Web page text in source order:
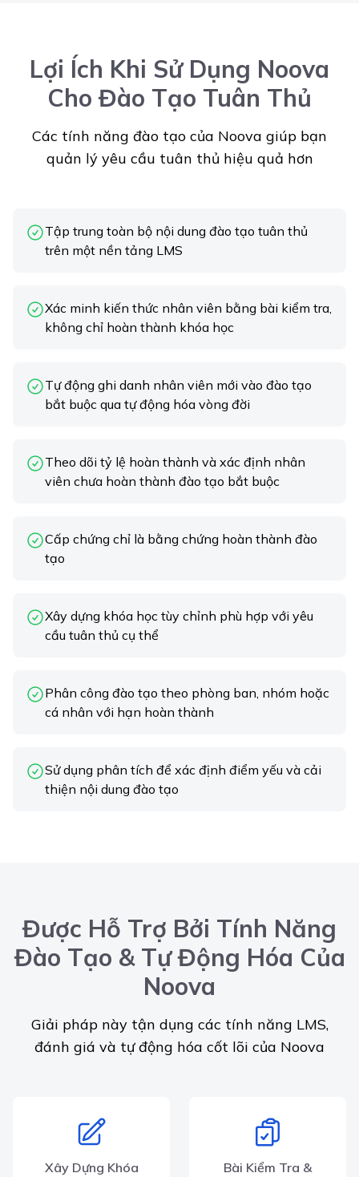
Lợi Ích Khi Sử Dụng Noova
Cho Đào Tạo Tuân Thủ
Các tính năng đào tạo của Noova giúp bạn
quản lý yêu cầu tuân thủ hiệu quả hơn
Tập trung toàn bộ nội dung đào tạo tuân thủ
trên một nền tảng LMS
Xác minh kiến thức nhân viên bằng bài kiểm tra,
không chỉ hoàn thành khóa học
Tự động ghi danh nhân viên mới vào đào tạo
bắt buộc qua tự động hóa vòng đời
Theo dõi tỷ lệ hoàn thành và xác định nhân
viên chưa hoàn thành đào tạo bắt buộc
Cấp chứng chỉ là bằng chứng hoàn thành đào
tạo
Xây dựng khóa học tùy chỉnh phù hợp với yêu
cầu tuân thủ cụ thể
Phân công đào tạo theo phòng ban, nhóm hoặc
cá nhân với hạn hoàn thành
Sử dụng phân tích để xác định điểm yếu và cải
thiện nội dung đào tạo
Được Hỗ Trợ Bởi Tính Năng
Đào Tạo & Tự Động Hóa Của
Noova
Giải pháp này tận dụng các tính năng LMS,
đánh giá và tự động hóa cốt lõi của Noova
Xây Dựng Khóa
Bài Kiểm Tra &